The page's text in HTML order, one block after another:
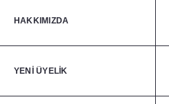
HAKKIMIZDA
YENİ ÜYELİK